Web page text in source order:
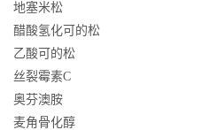
地塞米松
醋酸氢化可的松
乙酸可的松
丝裂霉素C
奥芬澳胺
麦角骨化醇